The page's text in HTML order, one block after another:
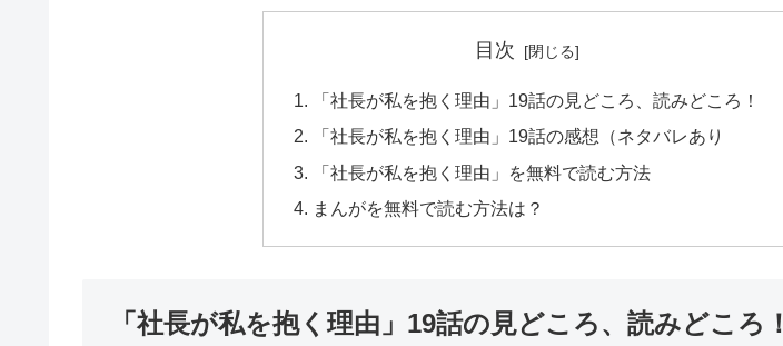
目次
「社長が私を抱く理由」19話の見どころ、読みどころ！
「社長が私を抱く理由」19話の感想（ネタバレあり
「社長が私を抱く理由」を無料で読む方法
まんがを無料で読む方法は？
「社長が私を抱く理由」19話の見どころ、読みどころ！